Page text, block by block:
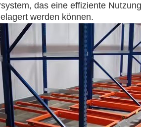
das eine effiziente
werden können.